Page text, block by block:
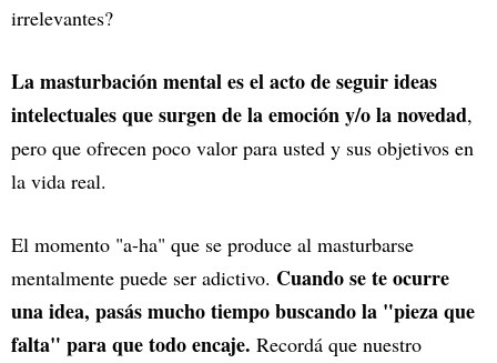
irrelevantes?
La masturbación mental es el acto de seguir ideas
intelectuales que surgen de la emoción y/o la novedad,
pero que ofrecen poco valor para usted y sus objetivos en
la vida real.
El momento "a-ha" que se produce al masturbarse
mentalmente puede ser adictivo. Cuando se te ocurre
una idea, pasás mucho tiempo buscando la "pieza que
falta" para que todo encaje. Recordá que nuestro